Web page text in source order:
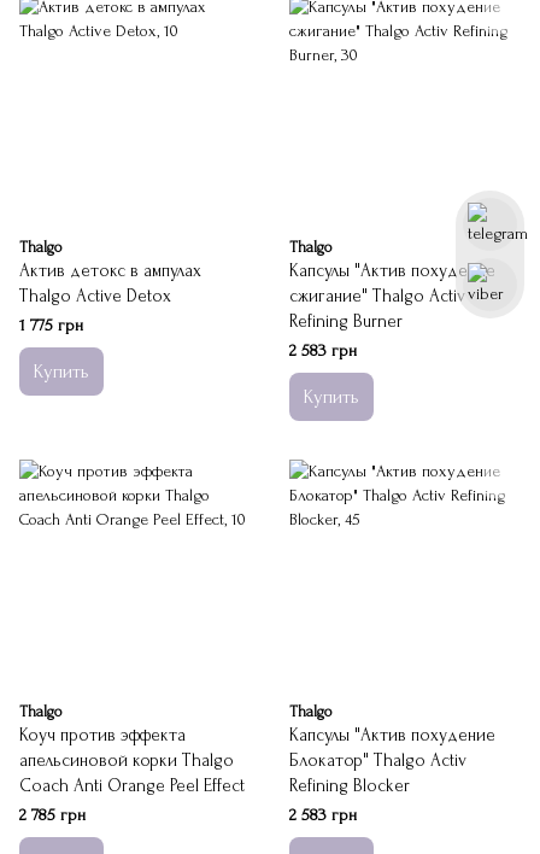
Thalgo
Актив детокс в ампулах
Thalgo Active Detox
1 775 грн
Купить
Thalgo
Капсулы "Актив похудение
сжигание" Thalgo Activ
Refining Burner
2 583 грн
Купить
Thalgo
Коуч против эффекта
апельсиновой корки Thalgo
Coach Anti Orange Peel Effect
2 785 грн
Thalgo
Капсулы "Актив похудение
Блокатор" Thalgo Activ
Refining Blocker
2 583 грн